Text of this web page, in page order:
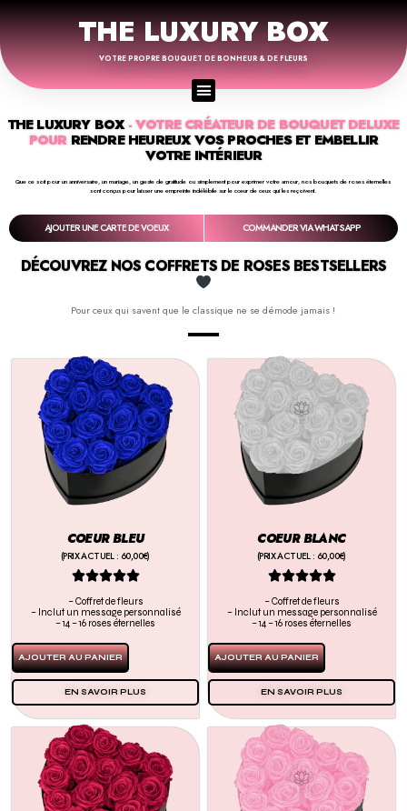
THE LUXURY BOX
VOTRE PROPRE BOUQUET DE BONHEUR & DE FLEURS
THE LUXURY BOX- VOTRE CRÉATEUR DE BOUQUET DELUXE
POURRENDRE HEUREUX VOS PROCHES ET EMBELLIR
VOTRE INTÉRIEUR
Que ce soit pour un anniversaire, un mariage, un geste de gratitude ou simplement pour exprimer votre amour, nos bouquets de roses éternelles
sont conçus pour laisser une empreinte indélébile sur le cœur de ceux qui les reçoivent.
AJOUTER UNE CARTE DE VOEUX COMMANDER VIA WHATSAPP
DÉCOUVREZ NOS COFFRETS DE ROSES BESTSELLERS
Pour ceux qui savent que le classique ne se démode jamais !
COEUR BLEU
(PRIX ACTUEL : 60,00€)

– Coffret de fleurs
– Inclut un message personnalisé
– 14 – 16 roses éternelles
AJOUTER AU PANIER
EN SAVOIR PLUS
COEUR BLANC
(PRIX ACTUEL : 60,00€)

– Coffret de fleurs
– Inclut un message personnalisé
– 14 – 16 roses éternelles
AJOUTER AU PANIER
EN SAVOIR PLUS